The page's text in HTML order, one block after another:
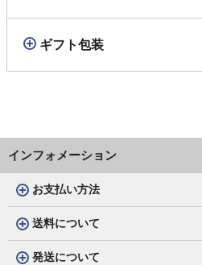
ギフト包装
インフォメーション
お支払い方法
送料について
発送について